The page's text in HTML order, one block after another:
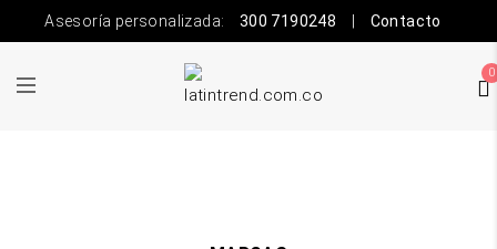
Asesoría personalizada: 300 7190248 Contacto
0